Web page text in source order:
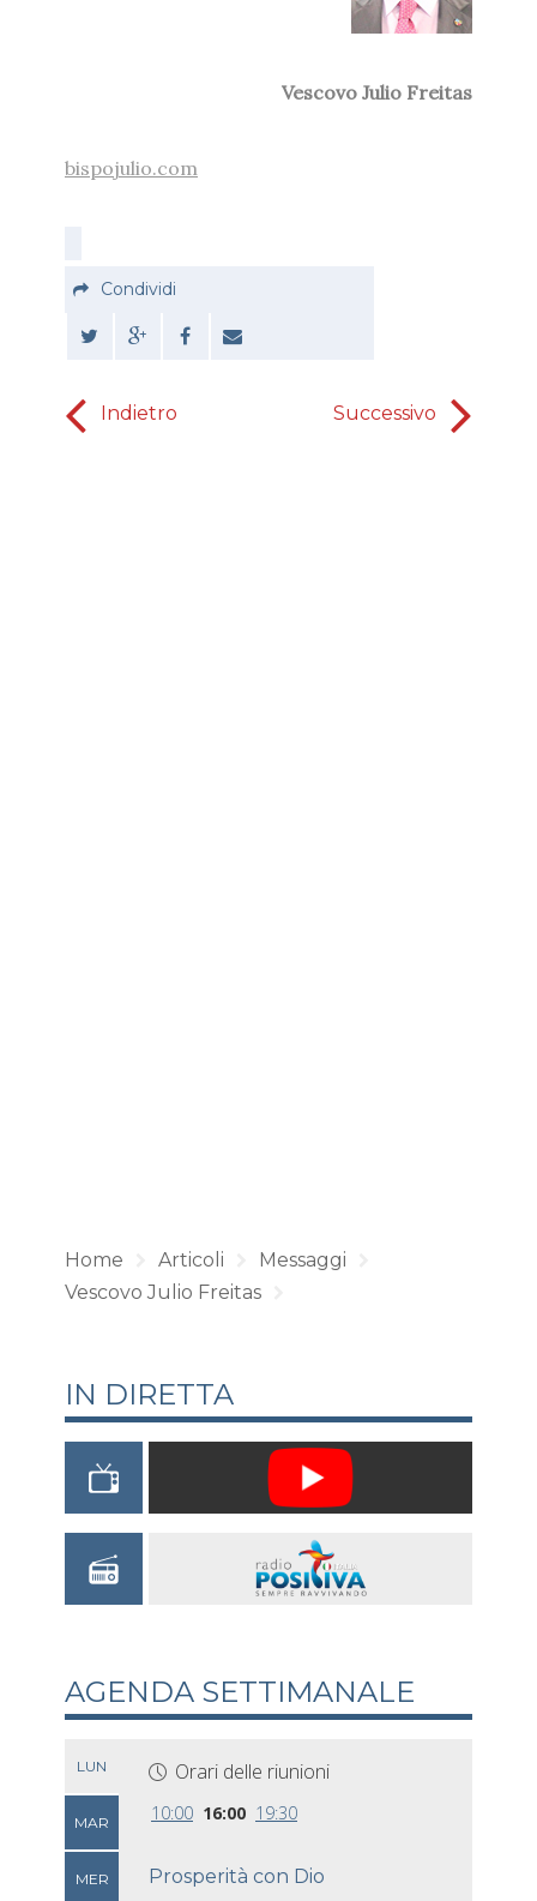
Vescovo Julio Freitas
bispojulio.com
Condividi
Indietro Successivo
voglio
Home Articoli
Messaggi
Vescovo Julio Freitas
IN DIRETTA
AGENDA SETTIMANALE
LUN
MAR
MER
Orari delle riunioni
10:00 16:00 19:30
Prosperità con Dio